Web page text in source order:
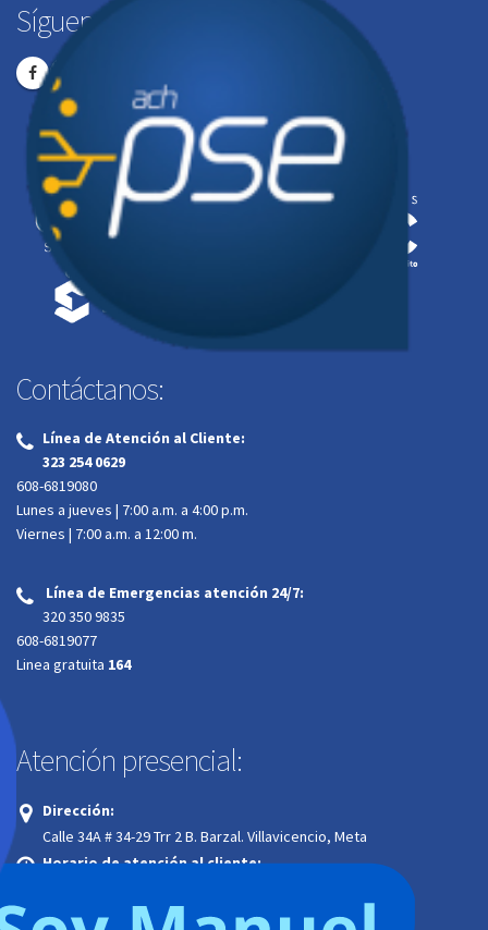
Síguenos en:
Contáctanos:
Línea de Atención al Cliente:
323 254 0629
608-6819080
Lunes a jueves | 7:00 a.m. a 4:00 p.m.
Viernes | 7:00 a.m. a 12:00 m.
Línea de Emergencias atención 24/7:
320 350 9835
608-6819077
Linea gratuita 164
Atención presencial:
Dirección:
Calle 34A # 34-29 Trr 2 B. Barzal. Villavicencio, Meta
Horario de atención al cliente:
Viernes | 7:00 a.m. a